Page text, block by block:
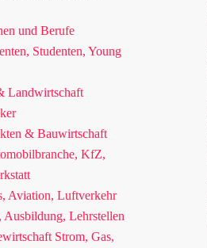
und Berufe
Studenten, Young
Landwirtschaft
& Bauwirtschaft
KfZ,
Aviation, Luftverkehr
Ausbildung, Lehrstellen
Strom, Gas,